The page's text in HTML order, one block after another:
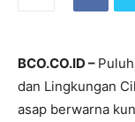
BCO.CO.ID –
dan Lingkungan
asap berwarna